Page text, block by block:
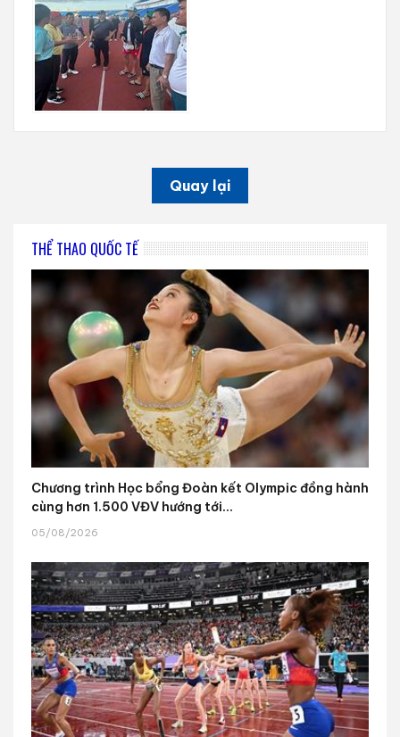
Quay lại
THỂ THAO QUỐC TẾ
Chương trình Học bổng Đoàn kết Olympic đồng hành
cùng hơn 1.500 VĐV hướng tới...
05/08/2026